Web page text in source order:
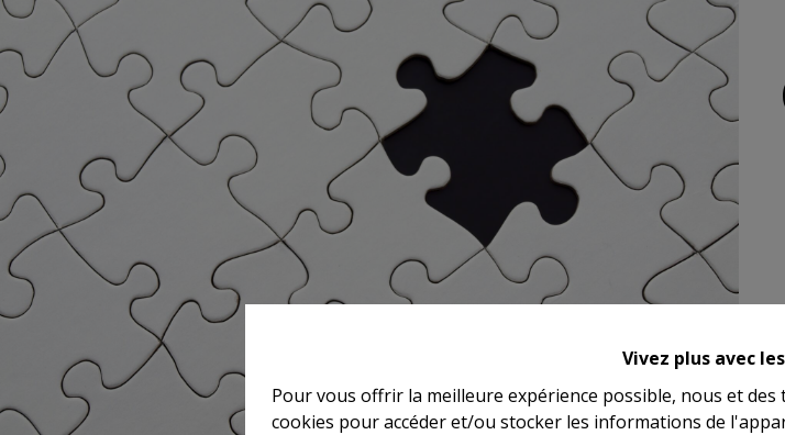
Vivez plus avec
Pour vous offrir la meilleure expérience possible, nous et
cookies pour accéder et/ou stocker les informations de